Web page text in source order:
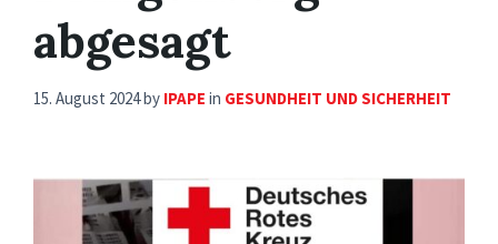
abgesagt
15. August 2024by IPAPE in GESUNDHEIT UND SICHERHEIT